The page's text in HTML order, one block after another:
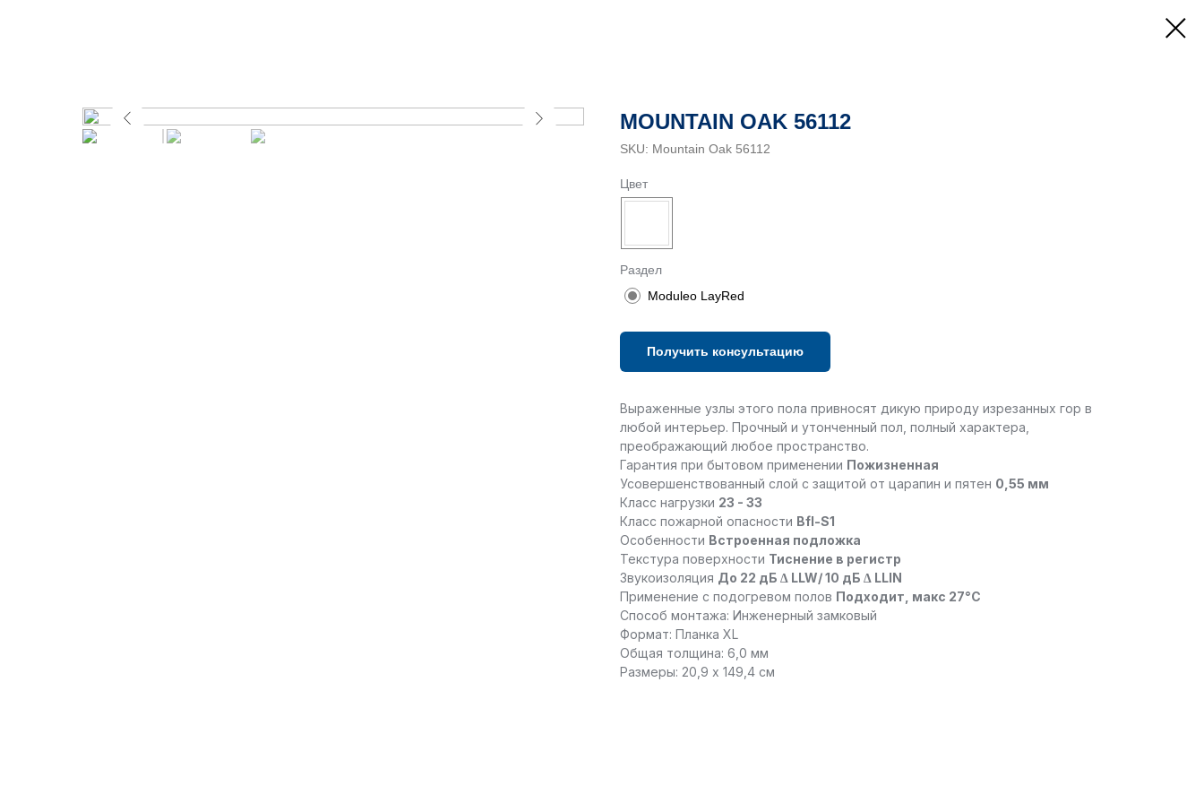
MOUNTAIN OAK 56112
SKU: Mountain Oak 56112
Цвет
Раздел
Moduleo LayRed
Получить консультацию
Выраженные узлы этого пола привносят дикую природу изрезанных гор в
любой интерьер. Прочный и утонченный пол, полный характера,
преображающий любое пространство.
Гарантия при бытовом применении Пожизненная
Усовершенствованный слой с защитой от царапин и пятен 0,55 мм
Класс нагрузки 23 - 33
Класс пожарной опасности Bfl-S1
Особенности Встроенная подложка
Текстура поверхности Тиснение в регистр
Звукоизоляция До 22 дБ ∆ LLW/ 10 дБ ∆ LLIN
Применение с подогревом полов Подходит, макс 27°C
Способ монтажа: Инженерный замковый
Формат: Планка XL
Общая толщина: 6,0 мм
Размеры: 20,9 x 149,4 см